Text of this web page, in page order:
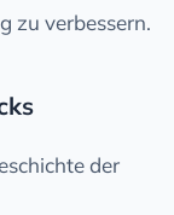
zu verbessern.
der